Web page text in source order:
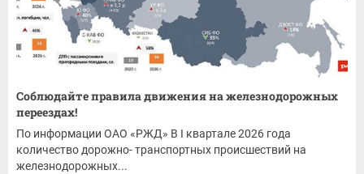
Соблюдайте правила движения на железнодорожных
переездах!
По информации ОАО «РЖД» В I квартале 2026 года
количество дорожно- транспортных происшествий на
железнодорожных...